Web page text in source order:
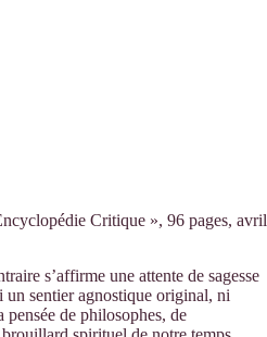
Critique », 96 pages, avril
s’affirme une attente de sagesse
un sentier agnostique original, ni
de philosophes, de